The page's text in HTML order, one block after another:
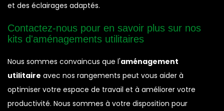
et des éclairages adaptés.
Contactez-nous pour en savoir plus sur nos
kits d'aménagements utilitaires
Nous sommes convaincus que l'aménagement
utilitaire avec nos rangements peut vous aider à
optimiser votre espace de travail et à améliorer votre
productivité. Nous sommes à votre disposition pour